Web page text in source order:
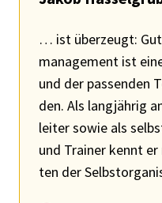
… ist über­zeugt:
ma­nage­ment ist
und der passen­den
den. Als lang­jäh­rig
lei­ter sowie als
und Trai­ner kennt
ten der